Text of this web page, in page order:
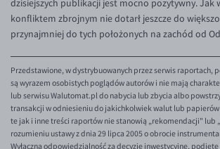
dzisiejszych publikacji jest mocno pozytywny. Jak
konfliktem zbrojnym nie dotarł jeszcze do
przynajmniej do tych położonych na zachód od
Przedstawione, w dystrybuowanych przez serwis raportach,
są wyrazem osobistych poglądów autorów i nie mają
lub serwisu Walutomat.pl do nabycia lub zbycia albo
transakcji w odniesieniu do jakichkolwiek walut lub
te jak i inne treści raportów nie stanowią „rekomendacji" lub
rozumieniu ustawy z dnia 29 lipca 2005 o obrocie
Wyłączną odpowiedzialność za decyzje inwestycyjne,